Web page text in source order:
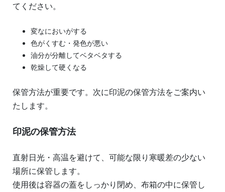
てください。
変なにおいがする
色がくすむ・発色が悪い
油分が分離してベタベタする
乾燥して硬くなる
保管方法が重要です。次に印泥の保管方法をご案内い
たします。
印泥の保管方法
直射日光・高温を避けて、可能な限り寒暖差の少ない
場所に保管します。
使用後は容器の蓋をしっかり閉め、布箱の中に保管し